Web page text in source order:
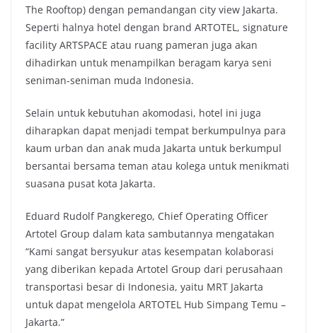
The Rooftop) dengan pemandangan city view Jakarta.
Seperti halnya hotel dengan brand ARTOTEL, signature
facility ARTSPACE atau ruang pameran juga akan
dihadirkan untuk menampilkan beragam karya seni
seniman-seniman muda Indonesia.
Selain untuk kebutuhan akomodasi, hotel ini juga
diharapkan dapat menjadi tempat berkumpulnya para
kaum urban dan anak muda Jakarta untuk berkumpul
bersantai bersama teman atau kolega untuk menikmati
suasana pusat kota Jakarta.
Eduard Rudolf Pangkerego, Chief Operating Officer
Artotel Group dalam kata sambutannya mengatakan
“Kami sangat bersyukur atas kesempatan kolaborasi
yang diberikan kepada Artotel Group dari perusahaan
transportasi besar di Indonesia, yaitu MRT Jakarta
untuk dapat mengelola ARTOTEL Hub Simpang Temu –
Jakarta.”